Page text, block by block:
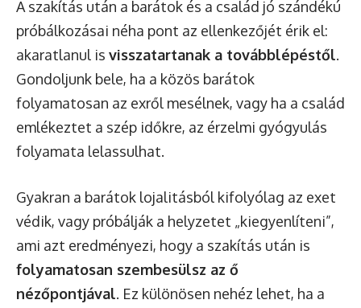
A szakítás után a barátok és a család jó szándékú
próbálkozásai néha pont az ellenkezőjét érik el:
akaratlanul is visszatartanak a továbblépéstől.
Gondoljunk bele, ha a közös barátok
folyamatosan az exről mesélnek, vagy ha a család
emlékeztet a szép időkre, az érzelmi gyógyulás
folyamata lelassulhat.
Gyakran a barátok lojalitásból kifolyólag az exet
védik, vagy próbálják a helyzetet „kiegyenlíteni”,
ami azt eredményezi, hogy a szakítás után is
folyamatosan szembesülsz az ő
nézőpontjával. Ez különösen nehéz lehet, ha a